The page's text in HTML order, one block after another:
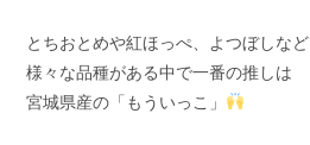
とちおとめや紅ほっぺ、よつぼしなど
様々な品種がある中で一番の推しは
宮城県産の「もういっこ」